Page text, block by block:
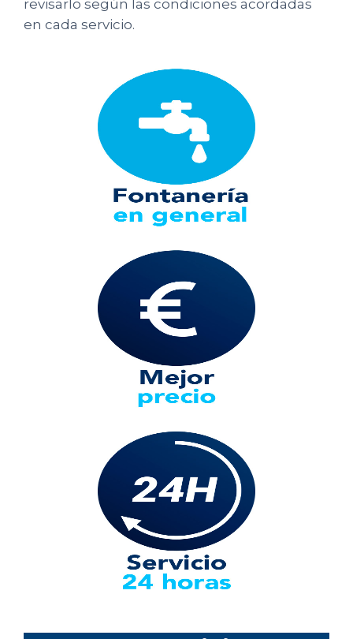
revisarlo según las condiciones acordadas
en cada servicio.